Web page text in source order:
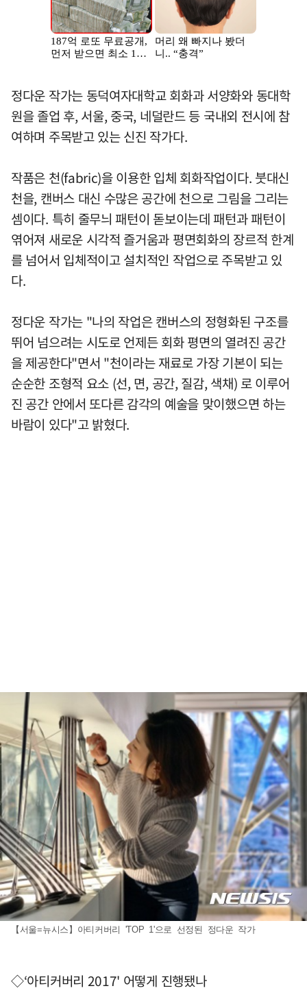
정다운 작가는 동덕여자대학교 회화과 서양화와 동대학
원을 졸업 후, 서울, 중국, 네덜란드 등 국내외 전시에 참
여하며 주목받고 있는 신진 작가다.
작품은 천(fabric)을 이용한 입체 회화작업이다. 붓대신
천을, 캔버스 대신 수많은 공간에 천으로 그림을 그리는
셈이다. 특히 줄무늬 패턴이 돋보이는데 패턴과 패턴이
엮어져 새로운 시각적 즐거움과 평면회화의 장르적 한계
를 넘어서 입체적이고 설치적인 작업으로 주목받고 있
다.
정다운 작가는 "나의 작업은 캔버스의 정형화된 구조를
뛰어 넘으려는 시도로 언제든 회화 평면의 열려진 공간
을 제공한다"면서 "천이라는 재료로 가장 기본이 되는
순순한 조형적 요소 (선, 면, 공간, 질감, 색채) 로 이루어
진 공간 안에서 또다른 감각의 예술을 맞이했으면 하는
바람이 있다"고 밝혔다.
【서울=뉴시스】아티커버리 'TOP 1'으로 선정된 정다운 작가
◇‘아티커버리 2017' 어떻게 진행됐나